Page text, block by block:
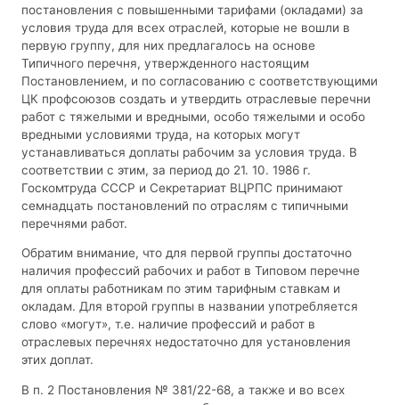
постановления с повышенными тарифами (окладами) за
условия труда для всех отраслей, которые не вошли в
первую группу, для них предлагалось на основе
Типичного перечня, утвержденного настоящим
Постановлением, и по согласованию с соответствующими
ЦК профсоюзов создать и утвердить отраслевые перечни
работ с тяжелыми и вредными, особо тяжелыми и особо
вредными условиями труда, на которых могут
устанавливаться доплаты рабочим за условия труда. В
соответствии с этим, за период до 21. 10. 1986 г.
Госкомтруда СССР и Секретариат ВЦРПС принимают
семнадцать постановлений по отраслям с типичными
перечнями работ.
Обратим внимание, что для первой группы достаточно
наличия профессий рабочих и работ в Типовом перечне
для оплаты работникам по этим тарифным ставкам и
окладам. Для второй группы в названии употребляется
слово «могут», т.е. наличие профессий и работ в
отраслевых перечнях недостаточно для установления
этих доплат.
В п. 2 Постановления № 381/22-68, а также и во всех